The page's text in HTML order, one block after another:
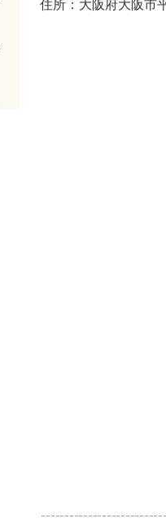
住所：大阪府大阪市